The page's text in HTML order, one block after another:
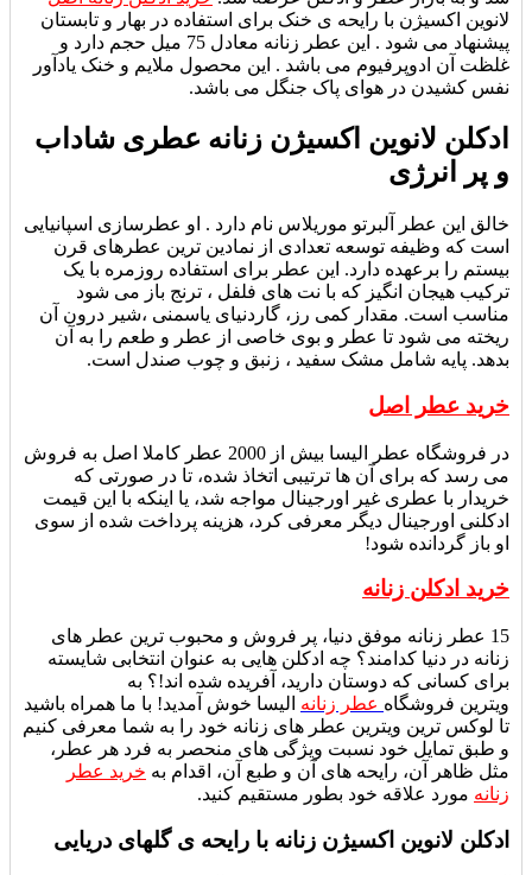
لانوین اکسیژن با رایحه ی خنک برای استفاده در بهار و تابستان
پیشنهاد می شود . این عطر زنانه معادل 75 میل حجم دارد و
غلظت آن ادوپرفیوم می باشد . این محصول ملایم و خنک یادآور
نفس کشیدن در هوای پاک جنگل می باشد.
ادکلن لانوین اکسیژن زنانه عطری شاداب
و پر انرژی
خالق این عطر آلبرتو موریلاس نام دارد . او عطرسازی اسپانیایی
است که وظیفه توسعه تعدادی از نمادین ترین عطرهای قرن
بیستم را برعهده دارد. این عطر برای استفاده روزمره با یک
ترکیب هیجان انگیز که با نت های فلفل ، ترنج باز می شود
مناسب است. مقدار کمی رز، گاردنیای یاسمنی ،شیر درون آن
ریخته می شود تا عطر و بوی خاصی از عطر و طعم را به آن
بدهد. پایه شامل مشک سفید ، زنبق و چوب صندل است.
خرید عطر اصل
در فروشگاه عطر الیسا بیش از 2000 عطر کاملا اصل به فروش
می رسد که برای آن ها ترتیبی اتخاذ شده، تا در صورتی که
خریدار با عطری غیر اورجینال مواجه شد، یا اینکه با این قیمت
ادکلنی اورجینال دیگر معرفی کرد، هزینه پرداخت شده از سوی
او باز گردانده شود!
خرید ادکلن زنانه
15 عطر زنانه موفق دنیا، پر فروش و محبوب ترین عطر های
زنانه در دنیا کدامند؟ چه ادکلن هایی به عنوان انتخابی شایسته
برای کسانی که دوستان دارید، آفریده شده اند!؟ به
ویترین فروشگاه عطر زنانه الیسا خوش آمدید! با ما همراه باشید
تا لوکس ترین ویترین عطر های زنانه خود را به شما معرفی کنیم
و طبق تمایل خود نسبت ویژگی های منحصر به فرد هر عطر،
مثل ظاهر آن، رایحه های آن و طبع آن، اقدام به خرید عطر
زنانه مورد علاقه خود بطور مستقیم کنید.
ادکلن لانوین اکسیژن زنانه با رایحه ی گلهای دریایی